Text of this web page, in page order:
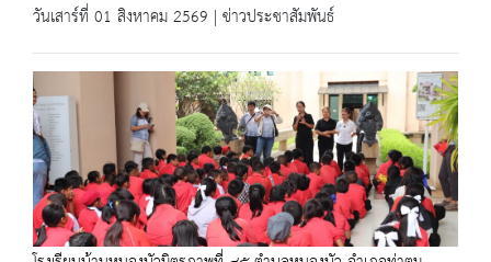
วันเสาร์ที่ 01 สิงหาคม 2569 | ข่าวประชาสัมพันธ์